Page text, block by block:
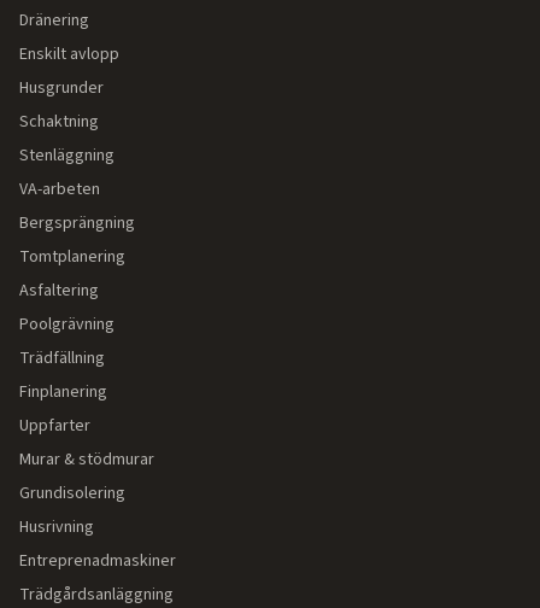
Dränering
Enskilt avlopp
Husgrunder
Schaktning
Stenläggning
VA-arbeten
Bergsprängning
Tomtplanering
Asfaltering
Poolgrävning
Trädfällning
Finplanering
Uppfarter
Murar & stödmurar
Grundisolering
Husrivning
Entreprenadmaskiner
Trädgårdsanläggning